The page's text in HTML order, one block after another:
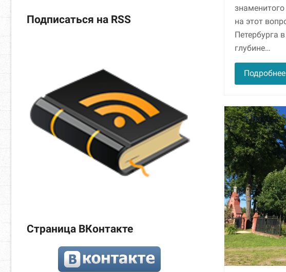
на этот
Петербурга
глубине…
Подробнее
Подписаться на RSS
Страница ВКонтакте